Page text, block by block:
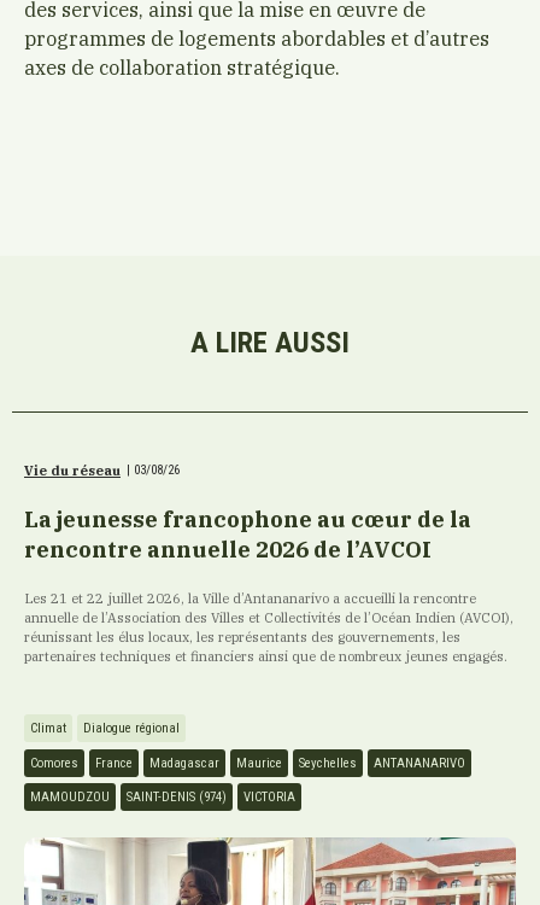
des services, ainsi que la mise en œuvre de
programmes de logements abordables et d’autres
axes de collaboration stratégique.
A LIRE AUSSI
Vie du réseau | 03/08/26
La jeunesse francophone au cœur de la
rencontre annuelle 2026 de l’AVCOI
Les 21 et 22 juillet 2026, la Ville d’Antananarivo a accueilli la rencontre
annuelle de l’Association des Villes et Collectivités de l’Océan Indien (AVCOI),
réunissant les élus locaux, les représentants des gouvernements, les
partenaires techniques et financiers ainsi que de nombreux jeunes engagés.
Climat Dialogue régional
Comores France Madagascar Maurice Seychelles ANTANANARIVO
MAMOUDZOU SAINT-DENIS (974) VICTORIA